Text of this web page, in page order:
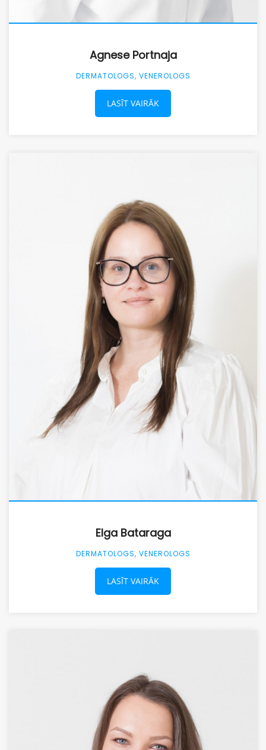
Agnese Portnaja
DERMATOLOGS, VENEROLOGS
LASĪT VAIRĀK
Elga Bataraga
DERMATOLOGS, VENEROLOGS
LASĪT VAIRĀK